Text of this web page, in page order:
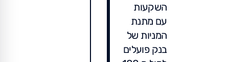
השקעות
עם מתנת
המניות של
בנק פועלים